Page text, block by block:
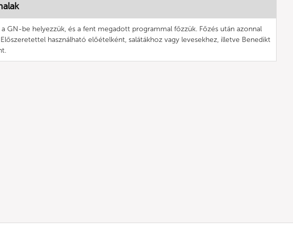
GN-be helyezzük, és a fent megadott programmal főzzük. Főzés után azonnal
használható előételként, salátákhoz vagy levesekhez, illetve Benedikt